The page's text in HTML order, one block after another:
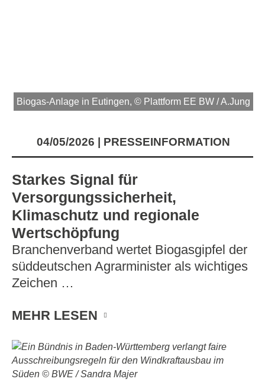
Biogas-Anlage in Eutingen, © Plattform EE BW / A.Jung
04/05/2026 PRESSEINFORMATION
Starkes Signal für
Versorgungssicherheit,
Klimaschutz und regionale
Wertschöpfung
Branchenverband wertet Biogasgipfel der
süddeutschen Agrarminister als wichtiges
Zeichen …
MEHR LESEN